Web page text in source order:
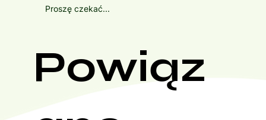
Proszę czekać...
Powiąz